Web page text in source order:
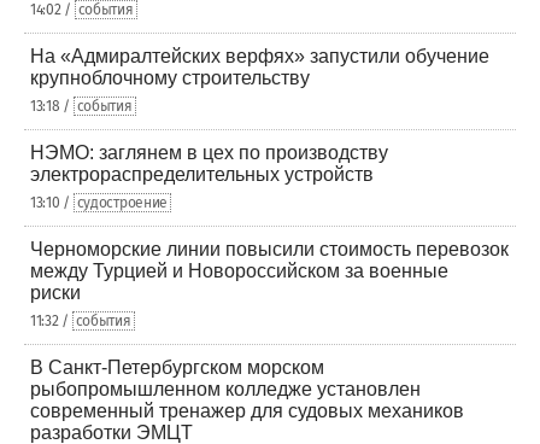
14:02 / события
На «Адмиралтейских верфях» запустили обучение
крупноблочному строительству
13:18 / события
НЭМО: заглянем в цех по производству
электрораспределительных устройств
13:10 / судостроение
Черноморские линии повысили стоимость перевозок
между Турцией и Новороссийском за военные
риски
11:32 / события
В Санкт-Петербургском морском
рыбопромышленном колледже установлен
современный тренажер для судовых механиков
разработки ЭМЦТ